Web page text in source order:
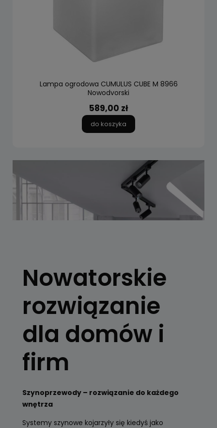
Lampa ogrodowa CUMULUS CUBE M 8966
Nowodvorski
589,00 zł
do koszyka
Skorzystaj z
Zobacz
Nowatorskie
rozwiązanie
dla domów i
firm
Szynoprzewody – rozwiązanie do każdego
wnętrza
Systemy szynowe kojarzyły się kiedyś jako